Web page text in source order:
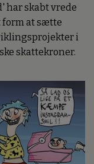
har skabt vrede
form at sætte
i
skattekroner.